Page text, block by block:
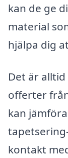
kan de ge
material
hjälpa dig
Det är
offerter
kan
kontakt